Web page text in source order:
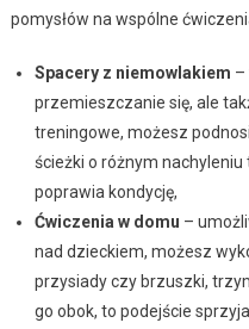
pomysłów na wspólne
Spacery z niemowlakiem –
przemieszczanie się, ale
treningowe, możesz
ścieżki o różnym
poprawia kondycję,
Ćwiczenia w domu –
nad dzieckiem, możesz
przysiady czy brzuszki,
go obok, to podejście